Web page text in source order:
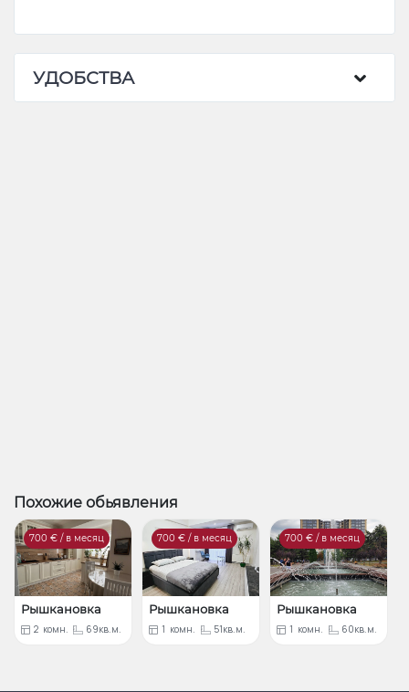
УДОБСТВА
Похожие обьявления
700 € / в месяц
Рышкановка
2 комн. 69кв.м.
700 € / в месяц
Рышкановка
1 комн. 51кв.м.
700 € / в месяц
Рышкановка
1 комн. 60кв.м.